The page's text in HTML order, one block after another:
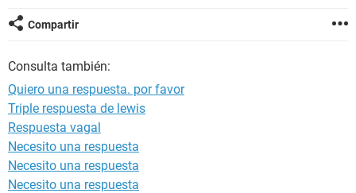
GLOSARIO
Compartir
Consulta también:
Quiero una respuesta. por favor
Triple respuesta de lewis
Respuesta vagal
Necesito una respuesta
Necesito una respuesta
Necesito una respuesta